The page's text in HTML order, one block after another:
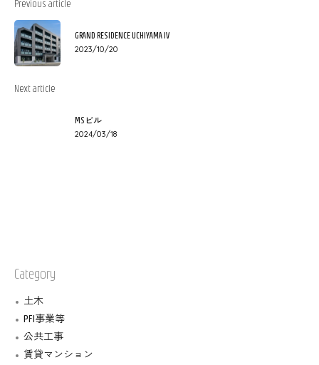
Previous article
GRAND RESIDENCE UCHIYAMA IV
2023/10/20
Next article
MSビル
2024/03/18
Category
土木
PFI事業等
公共工事
賃貸マンション